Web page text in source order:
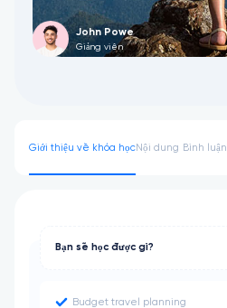
John Powe
Giảng viên
Giới thiệu về khóa họcNội dung Bình luận
Bạn sẽ học được gì?
Budget travel planning